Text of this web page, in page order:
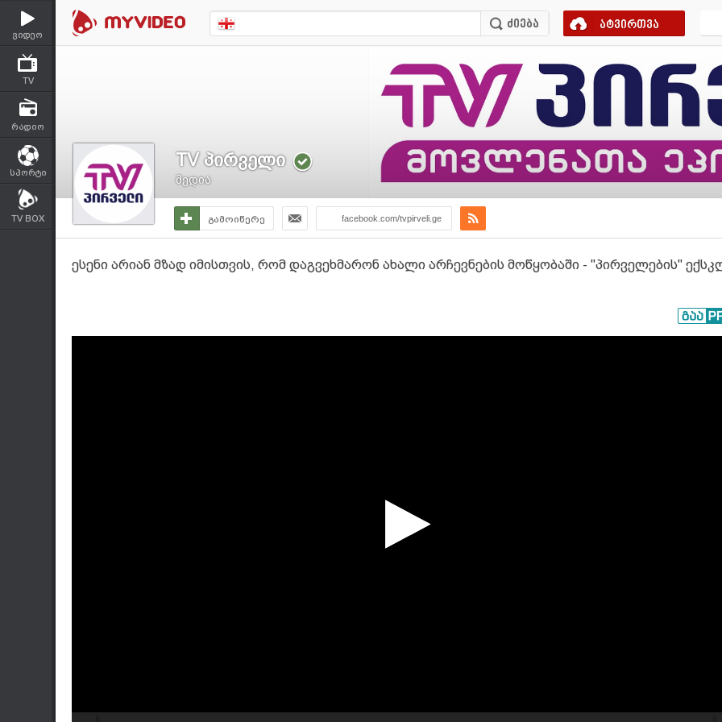
ვიდეო
TV
რადიო
სპორტი
TV BOX
ატვირთვა
TV პირველი
მედია
გამოიწერე facebook.com/tvpirveli.ge
ესენი არიან მზად იმისთვის, რომ დაგვეხმარონ ახალი არჩევნების მოწყობაში - "პირველების"